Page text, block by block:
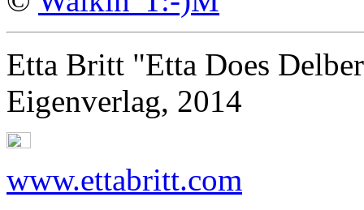
Etta Britt "Etta Does
Eigenverlag, 2014
www.ettabritt.com